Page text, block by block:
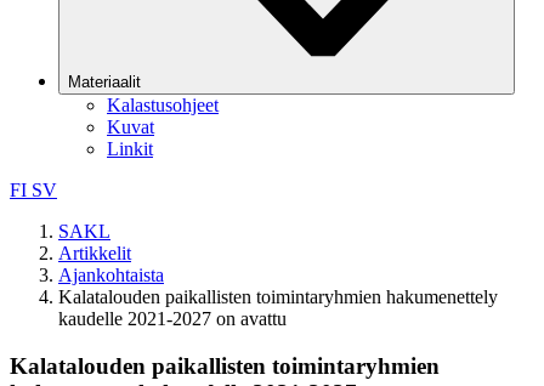
Materiaalit
Kalastusohjeet
Kuvat
Linkit
FI SV
SAKL
Artikkelit
Ajankohtaista
Kalatalouden paikallisten toimintaryhmien hakumenettely
kaudelle 2021-2027 on avattu
Kalatalouden paikallisten toimintaryhmien